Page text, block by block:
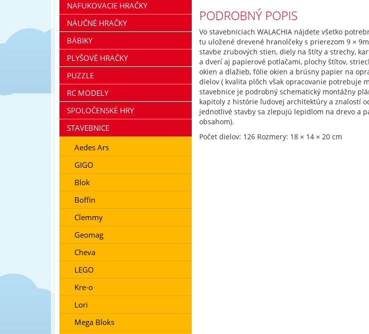
PODROBNÝ POPIS
Vo stavebniciach WALACHIA nájdete všetko
tu uložené drevené hranolčeky s prierezom 9 ×
stavbe zrubových stien, diely na štíty a strechy,
a dverí aj papierové potlačami, plochy štítov,
okien a dlažieb, fólie okien a brúsny papier na
dielov ( kvalita plôch však opracovanie potrebuje
stavebnice je podrobný schematický montážny
kapitoly z histórie ľudovej architektúry a znalostí
jednotlivé stavby sa zlepujú lepidlom na drevo a
obsahom).
Počet dielov: 126 Rozmery: 18 × 14 × 20 cm
NAFUKOVACIE HRAČKY
NÁUČNÉ HRAČKY
BÁBIKY
PLYŠOVÉ HRAČKY
PUZZLE
RC MODELY
SPOLOČENSKÉ HRY
STAVEBNICE
Aedes Ars
GIGO
Blok
Boffin
Clemmy
Geomag
Cheva
LEGO
Kre-o
Lori
Mega Bloks